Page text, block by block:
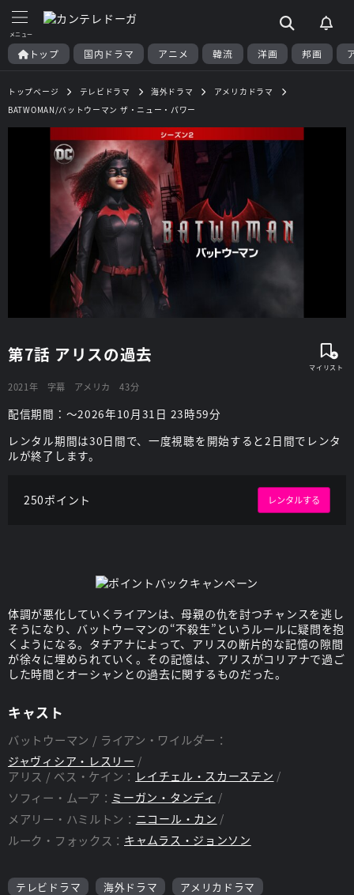
トップ 国内ドラマ アニメ 韓流 洋画 邦画
トップページ テレビドラマ 海外ドラマ
アメリカドラマ
BATWOMAN/バットウーマン ザ・ニュー・パワー
第7話 アリスの過去
2021年 字幕 アメリカ 43分
配信期間：～2026年10月31日 23時59分
レンタル期間は30日間で、一度視聴を開始すると2日間でレンタ
ルが終了します。
250ポイント レンタルする
体調が悪化していくライアンは、母親の仇を討つチャンスを逃し
そうになり、バットウーマンの“不殺生”というルールに疑問を抱
くようになる。タチアナによって、アリスの断片的な記憶の隙間
が徐々に埋められていく。その記憶は、アリスがコリアナで過ご
した時間とオーシャンとの過去に関するものだった。
キャスト
バットウーマン / ライアン・ワイルダー：
ジャヴィシア・レスリー
アリス / ベス・ケイン： レイチェル・スカーステン
ソフィー・ムーア： ミーガン・タンディ
メアリー・ハミルトン： ニコール・カン
ルーク・フォックス： キャムラス・ジョンソン
テレビドラマ 海外ドラマ
アメリカドラマ